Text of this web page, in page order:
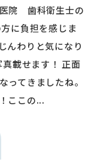
院 歯科衛生士の
に負担を感じま
んわりと気になり
載せます！ 正面
ってきましたね。
ここの...